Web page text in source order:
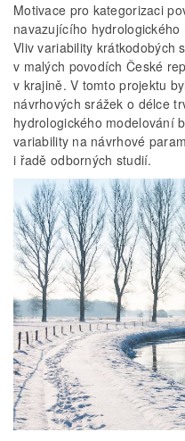
Motivace pro kategorizaci
navazujícího
Vliv variability krátkodobých
v malých povodích České
v krajině. V tomto projektu
návrhových srážek o délce
hydrologického modelování
variability na návrhové
i řadě odborných studií.